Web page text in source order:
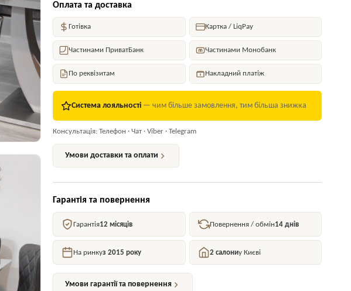
Оплата та доставка
Готівка Картка / LiqPay
Частинами ПриватБанк Частинами Монобанк
По реквізитам Накладний платіж
Система лояльності — чим більше замовлення, тим більша знижка
Консультація: Телефон · Чат · Viber · Telegram
Умови доставки та оплати
Гарантія та повернення
Гарантія12 місяців Повернення / обмін14 днів
На ринкуз 2015 року 2 салониу Києві
Умови гарантії та повернення